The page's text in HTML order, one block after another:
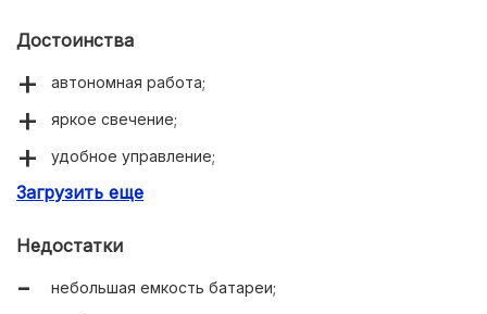
Достоинства
автономная работа;
яркое свечение;
удобное управление;
демократичная цена.
Загрузить еще
Недостатки
небольшая емкость батареи;